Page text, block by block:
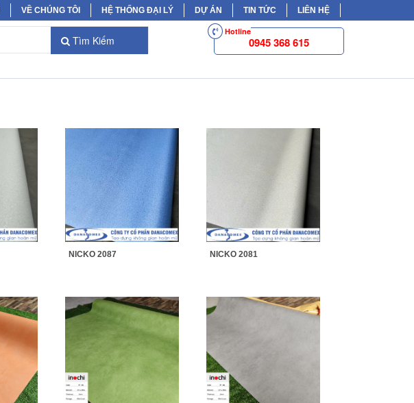
VỀ CHÚNG TÔI HỆ THỐNG ĐẠI LÝ DỰ ÁN TIN TỨC LIÊN HỆ
Tìm Kiếm 0945 368 615
Hotline
NICKO 2087 NICKO 2081